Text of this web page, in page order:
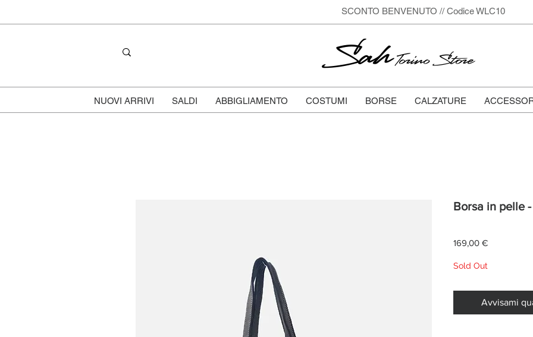
SCONTO BENVENUTO // Codice WLC10
SahTorino Store
NUOVI ARRIVI SALDI ABBIGLIAMENTO COSTUMI BORSE CALZATURE
Borsa in pelle
169,00 €Prezzo
Sold Out
Avvisami